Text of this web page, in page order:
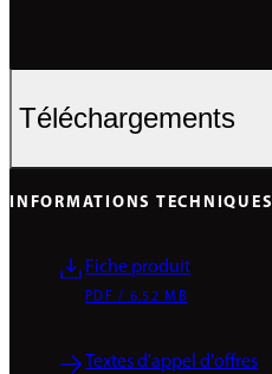
Téléchargements
INFORMATIONS TECHNIQUES
Fiche produit
PDF / 6.52 MB
Textes d'appel d'offres